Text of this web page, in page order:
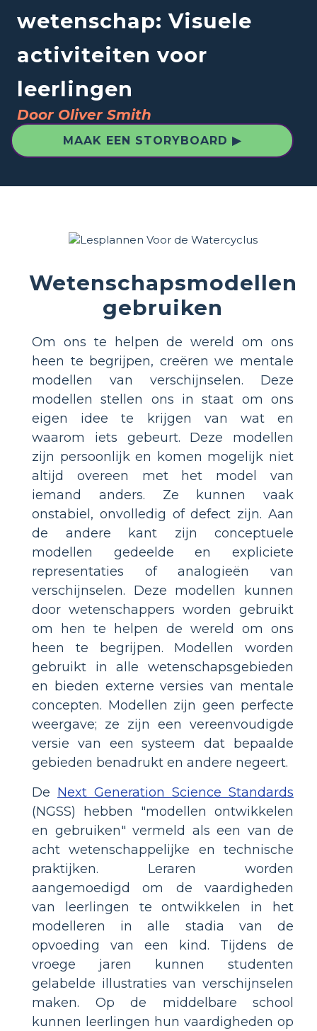
wetenschap: Visuele
activiteiten voor
leerlingen
Door Oliver Smith
MAAK EEN STORYBOARD ▶
Wetenschapsmodellen
gebruiken
Om ons te helpen de wereld om ons
heen te begrijpen, creëren we mentale
modellen van verschijnselen. Deze
modellen stellen ons in staat om ons
eigen idee te krijgen van wat en
waarom iets gebeurt. Deze modellen
zijn persoonlijk en komen mogelijk niet
altijd overeen met het model van
iemand anders. Ze kunnen vaak
onstabiel, onvolledig of defect zijn. Aan
de andere kant zijn conceptuele
modellen gedeelde en expliciete
representaties of analogieën van
verschijnselen. Deze modellen kunnen
door wetenschappers worden gebruikt
om hen te helpen de wereld om ons
heen te begrijpen. Modellen worden
gebruikt in alle wetenschapsgebieden
en bieden externe versies van mentale
concepten. Modellen zijn geen perfecte
weergave; ze zijn een vereenvoudigde
versie van een systeem dat bepaalde
gebieden benadrukt en andere negeert.
De Next Generation Science Standards
(NGSS) hebben "modellen ontwikkelen
en gebruiken" vermeld als een van de
acht wetenschappelijke en technische
praktijken. Leraren worden
aangemoedigd om de vaardigheden
van leerlingen te ontwikkelen in het
modelleren in alle stadia van de
opvoeding van een kind. Tijdens de
vroege jaren kunnen studenten
gelabelde illustraties van verschijnselen
maken. Op de middelbare school
kunnen leerlingen hun vaardigheden op